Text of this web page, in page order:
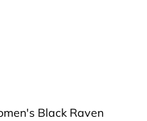
Black Raven